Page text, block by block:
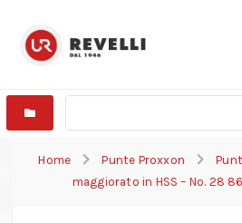
Home Punte Proxxon
maggiorato in HSS – No. 28